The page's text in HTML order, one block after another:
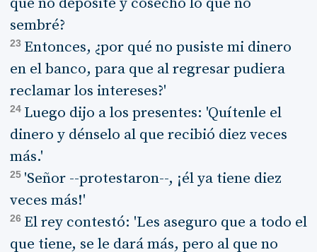
sembré?
23 Entonces, ¿por qué no pusiste mi dinero
en el banco, para que al regresar pudiera
reclamar los intereses?'
24 Luego dijo a los presentes: 'Quítenle el
dinero y dénselo al que recibió diez veces
más.'
25 'Señor --protestaron--, ¡él ya tiene diez
veces más!'
26 El rey contestó: 'Les aseguro que a todo el
que tiene, se le dará más, pero al que no